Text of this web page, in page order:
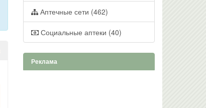
Аптечные сети (462)
Социальные аптеки (40)
Реклама